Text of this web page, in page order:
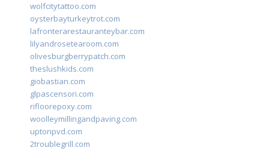
wolfcitytattoo.com
oysterbayturkeytrot.com
lafronterarestauranteybar.com
lilyandrosetearoom.com
olivesburgberrypatch.com
theslushkids.com
giobastian.com
glpascensori.com
rifloorepoxy.com
woolleymillingandpaving.com
uptonpvd.com
2troublegrill.com